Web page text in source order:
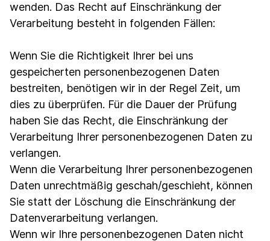
wenden. Das Recht auf Einschränkung der
Verarbeitung besteht in folgenden Fällen:
Wenn Sie die Richtigkeit Ihrer bei uns
gespeicherten personenbezogenen Daten
bestreiten, benötigen wir in der Regel Zeit, um
dies zu überprüfen. Für die Dauer der Prüfung
haben Sie das Recht, die Einschränkung der
Verarbeitung Ihrer personenbezogenen Daten zu
verlangen.
Wenn die Verarbeitung Ihrer personenbezogenen
Daten unrechtmäßig geschah/geschieht, können
Sie statt der Löschung die Einschränkung der
Datenverarbeitung verlangen.
Wenn wir Ihre personenbezogenen Daten nicht